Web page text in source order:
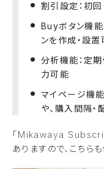
割引設定：初
Buyボタン機能
ンを作成・設置
分析機能：定
力可能
マイページ機
や、購入間隔
「Mikawaya
ありますので、こちら